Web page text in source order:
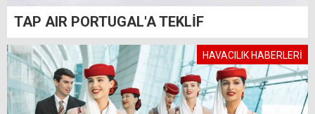
TAP AIR PORTUGAL'A TEKLİF
HAVACILIK HABERLERİ